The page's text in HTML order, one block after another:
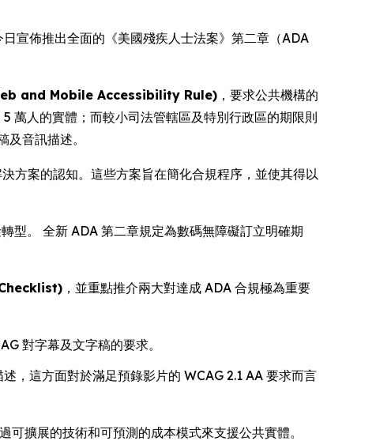
宣佈推出全面的《美國殘疾人士法案》第二章（ADA
and Mobile Accessibility Rule) ，要求公共機構的
萬人的實體；而較小司法管轄區及特別行政區的期限則
音訊描述。
方案的認知。這些方案旨在簡化合規程序，並使其得以
型。 全新 ADA 第二章規定為數碼無障礙訂立明確期
，並重點推介兩大對達成 ADA 合規極為重要
對字幕及文字稿的要求。
，這方面對於滿足預錄影片的 WCAG 2.1 AA 要求而言
可擴展的技術和可預測的成本模式來支援公共實體。